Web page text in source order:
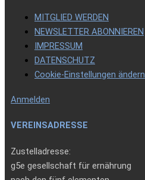
MITGLIED WERDEN
NEWSLETTER ABONNIEREN
IMPRESSUM
DATENSCHUTZ
Cookie-Einstellungen ändern
Anmelden
VEREINSADRESSE
Zustelladresse:
g5e gesellschaft für ernährung